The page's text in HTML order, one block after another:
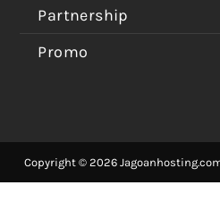
Partnership
Promo
Copyright © 2026